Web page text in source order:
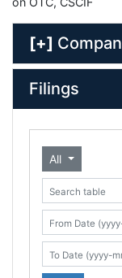
[+]
Filings
All
Search table
From Date
To Date